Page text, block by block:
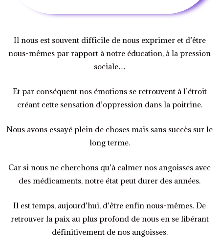
Il nous est souvent difficile de nous exprimer et d’être
nous-mêmes par rapport à notre éducation, à la pression
sociale…
Et par conséquent nos émotions se retrouvent à l’étroit
créant cette sensation d’oppression dans la poitrine.
Nous avons essayé plein de choses mais sans succès sur le
long terme.
Car si nous ne cherchons qu’à calmer nos angoisses avec
des médicaments, notre état peut durer des années.
Il est temps, aujourd’hui, d’être enfin nous-mêmes. De
retrouver la paix au plus profond de nous en se libérant
définitivement de nos angoisses.